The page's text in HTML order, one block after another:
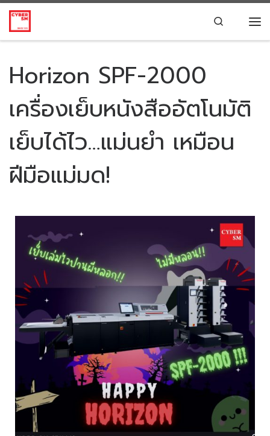
Skip to content Search
Horizon SPF-2000
เครื่องเย็บหนังสืออัตโนมัติ
เย็บได้ไว…แม่นยำ เหมือน
ฝีมือแม่มด!